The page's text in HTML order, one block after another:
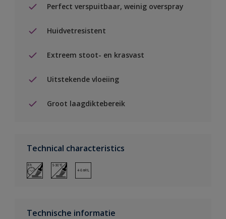
Perfect verspuitbaar, weinig overspray
Huidvetresistent
Extreem stoot- en krasvast
Uitstekende vloeiing
Groot laagdiktebereik
Technical characteristics
Technische informatie